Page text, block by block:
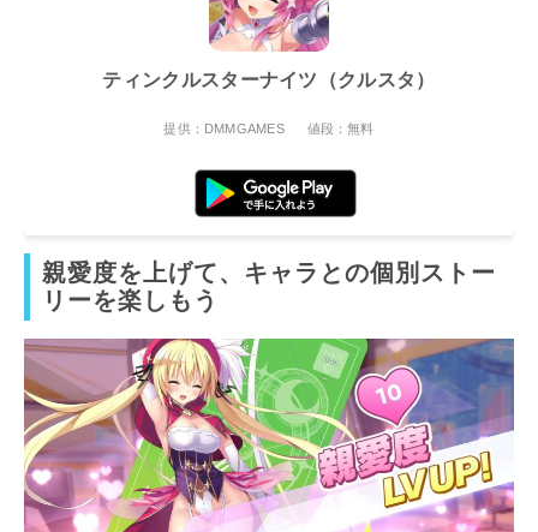
ティンクルスターナイツ（クルスタ）
提供：DMMGAMES 値段：無料
親愛度を上げて、キャラとの個別ストー
リーを楽しもう